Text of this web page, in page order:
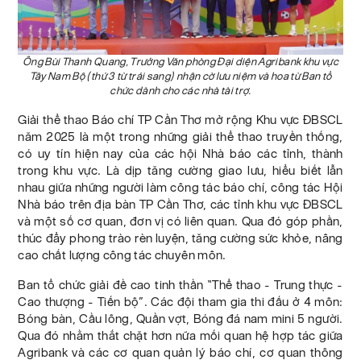
Ông Bùi Thanh Quang, Trưởng Văn phòng Đại diện Agribank khu vực
Tây Nam Bộ (thứ 3 từ trái sang) nhận cờ lưu niệm và hoa từ Ban tổ
chức dành cho các nhà tài trợ.
Giải thể thao Báo chí TP Cần Thơ mở rộng Khu vực ĐBSCL
năm 2025 là một trong những giải thể thao truyền thống,
có uy tín hiện nay của các hội Nhà báo các tỉnh, thành
trong khu vực. Là dịp tăng cường giao lưu, hiểu biết lẫn
nhau giữa những người làm công tác báo chí, công tác Hội
Nhà báo trên địa bàn TP Cần Thơ, các tỉnh khu vực ĐBSCL
và một số cơ quan, đơn vị có liên quan. Qua đó góp phần,
thúc đẩy phong trào rèn luyện, tăng cường sức khỏe, nâng
cao chất lượng công tác chuyên môn.
Ban tổ chức giải đề cao tinh thần “Thể thao - Trung thực -
Cao thượng - Tiến bộ”. Các đội tham gia thi đấu ở 4 môn:
Bóng bàn, Cầu lông, Quần vợt, Bóng đá nam mini 5 người.
Qua đó nhằm thắt chặt hơn nữa mối quan hệ hợp tác giữa
Agribank và các cơ quan quản lý báo chí, cơ quan thông